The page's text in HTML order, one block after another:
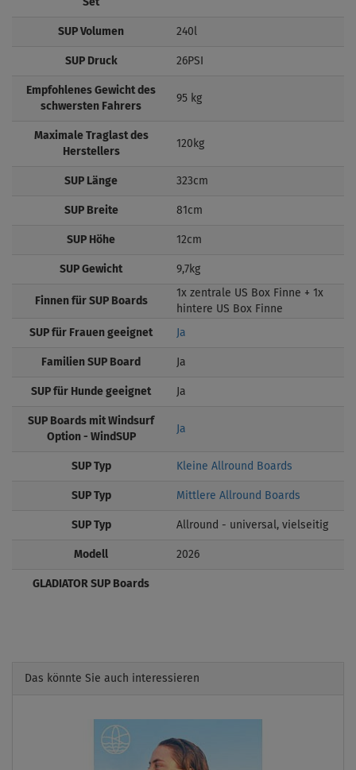
SUP Volumen 240l
SUP Druck 26PSI
Empfohlenes Gewicht des
schwersten Fahrers
95 kg
Maximale Traglast des
Herstellers
120kg
SUP Länge 323cm
SUP Breite 81cm
SUP Höhe 12cm
SUP Gewicht 9,7kg
Finnen für SUP Boards
1x zentrale US Box Finne + 1x
hintere US Box Finne
SUP für Frauen geeignet Ja
Familien SUP Board Ja
SUP für Hunde geeignet Ja
SUP Boards mit Windsurf
Option - WindSUP
Ja
SUP Typ Kleine Allround Boards
SUP Typ Mittlere Allround Boards
SUP Typ Allround - universal, vielseitig
Modell 2026
GLADIATOR SUP Boards
Das könnte Sie auch interessieren
Previous